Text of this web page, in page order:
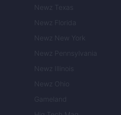
Newz Texas
Newz Florida
Newz New York
Newz Pennsylvania
Newz Illinois
Newz Ohio
Gameland